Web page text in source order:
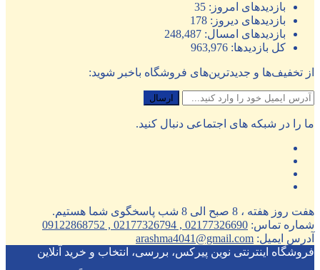
بازدیدهای امروز: 35
بازدیدهای دیروز: 178
بازدیدهای امسال: 248,487
کل بازدیدها: 963,976
از تخفیف‌ها و جدیدترین‌های فروشگاه باخبر شوید:
ما را در شبکه های اجتماعی دنبال کنید.
هفت روز هفته ، 8 صبح الی 8 شب پاسخگوی شما هستیم.
شماره تماس: 02177326690 , 02177326794 , 09122868752
آدرس ایمیل: arashma4041@gmail.com
فروشگاه اینترنتی نوین پیرکس، بررسی، انتخاب و خرید آنلاین